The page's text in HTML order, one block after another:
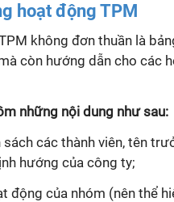
hoạt động TPM
không đơn thuần là
còn hướng dẫn cho các
những nội dung như sau:
sách các thành viên, tên
hướng của công ty;
động của nhóm (nên thể